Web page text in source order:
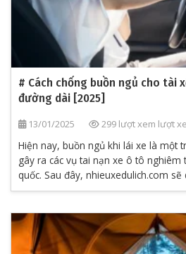
# Cách chống buồn ngủ cho tài
đường dài [2025]
13/01/2025 299 lượt xem lượt
Hiện nay, buồn ngủ khi lái xe là một
gây ra các vụ tai nạn xe ô tô
quốc. Sau đây, nhieuxedulich.com sẽ